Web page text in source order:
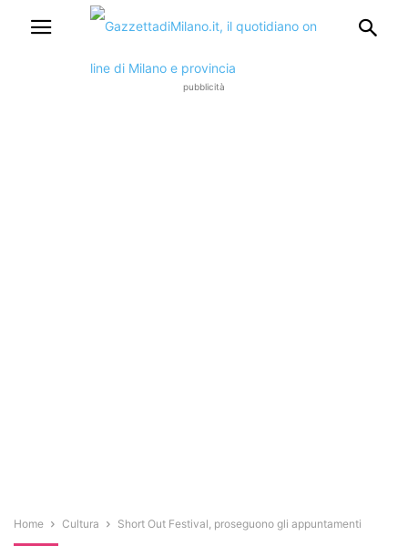
pubblicità
Home Cultura Short Out Festival, proseguono gli appuntamenti